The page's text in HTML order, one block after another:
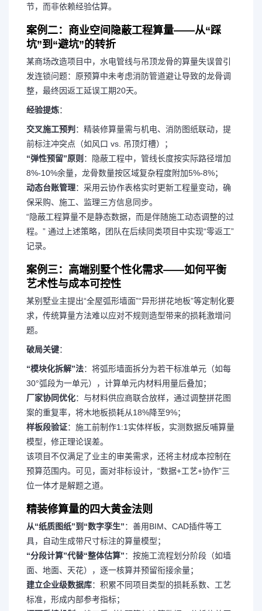
节，而非依赖经验估算。
案例二：商业空间隐蔽工程算量——从“踩
坑”到“避坑”的转折
某商场改造项目中，水电管线与吊顶龙骨的算量失误曾引
发连锁问题：原预算中未考虑消防管道避让导致的龙骨调
整，最终因返工延误工期20天。
经验提炼：
交叉施工预判 ：精装修算量需与机电、消防图纸联动，提
前标注冲突点（如风口 vs. 吊顶灯槽）；
“弹性预留”原则 ：隐蔽工程中，管线长度按实际路径增加
8%-10%余量，龙骨数量按区域复杂程度附加5%-8%；
动态台账管理：采用云协作表格实时更新工程量变动，确
保采购、施工、监理三方信息同步。
“隐蔽工程算量不是静态数据，而是伴随施工动态调整的过
程。” 通过上述策略，团队在后续同类项目中实现“零返工”
记录。
案例三：高端别墅个性化需求——如何平衡
艺术性与成本可控性
某别墅业主提出“全屋弧形墙面”“异形拼花地板”等定制化要
求，传统算量方法难以应对不规则造型带来的损耗激增问
题。
破局关键：
“模块化拆解”法：将弧形墙面拆分为若干标准单元（如每
30°弧段为一单元），计算单元内材料用量后叠加；
厂家协同优化：与材料供应商联合放样，通过调整拼花图
案的重复率，将木地板损耗从18%降至9%；
样板段验证：施工前制作1:1实体样板，实测数据反哺算量
模型，修正理论误差。
该项目不仅满足了业主的审美需求，还将主材成本控制在
预算范围内。 可见，面对非标设计，“数据+工艺+协作”三
位一体才是解题之道。
精装修算量的四大黄金法则
从“纸质图纸”到“数字孪生”：善用BIM、CAD插件等工
具，自动生成带尺寸标注的算量模型；
“分段计算”代替“整体估算”：按施工流程划分阶段（如墙
面、地面、天花），逐一核算并预留衔接余量；
建立企业级数据库：积累不同项目类型的损耗系数、工艺
标准，形成内部参考指标；